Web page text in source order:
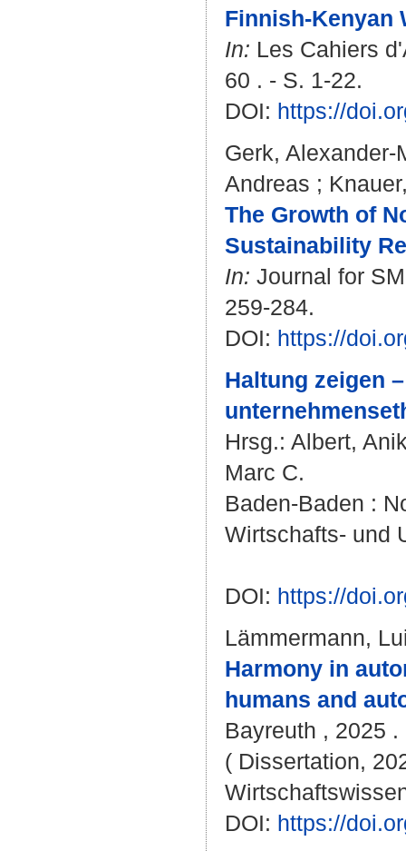
Finnish-Kenyan
In: Les Cahiers
60 . - S. 1-22.
DOI: https://
Gerk, Alexander-
Andreas ;
The Growth of
Sustainability
In: Journal for
259-284.
DOI: https://
Haltung zeigen
Hrsg.: Albert,
Marc C.
Baden-Baden :
Wirtschafts- und
DOI: https://
Lämmermann,
Harmony in
humans and
Bayreuth , 2025
( Dissertation,
DOI: https://